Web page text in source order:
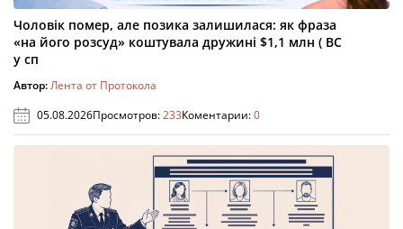
Чоловік помер, але позика залишилася: як фраза
«на його розсуд» коштувала дружині $1,1 млн ( ВС
у сп
Автор:Лента от Протокола
05.08.2026Просмотров:233Коментарии:0